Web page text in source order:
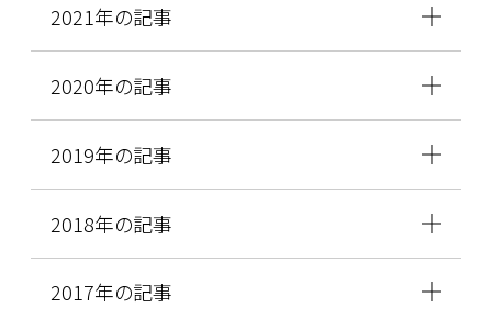
2021年の記事
2020年の記事
2019年の記事
2018年の記事
2017年の記事